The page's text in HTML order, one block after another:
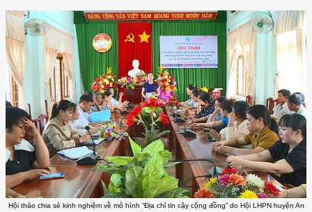
Hội thảo chia sẻ kinh nghiệm về mô hình “Địa chỉ tin cậy cộng đồng” do Hội LHPN huyện An